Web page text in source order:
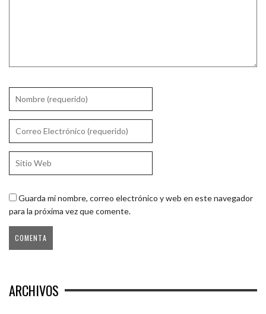
Guarda mi nombre, correo electrónico y web en este navegador
para la próxima vez que comente.
ARCHIVOS